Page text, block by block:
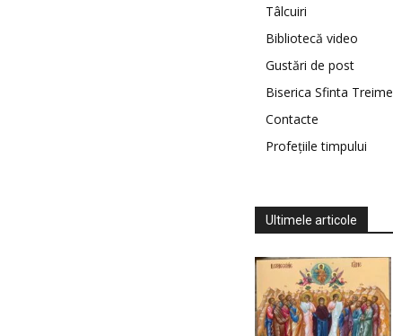
Tâlcuiri
Bibliotecă video
Gustări de post
Biserica Sfinta Treime
Contacte
Profețiile timpului
Ultimele articole